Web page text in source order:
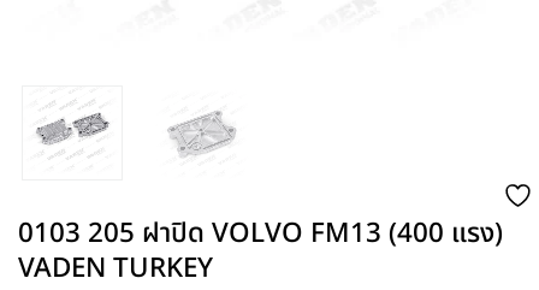
0103 205 ฝาปิด VOLVO FM13 (400 แรง)
VADEN TURKEY